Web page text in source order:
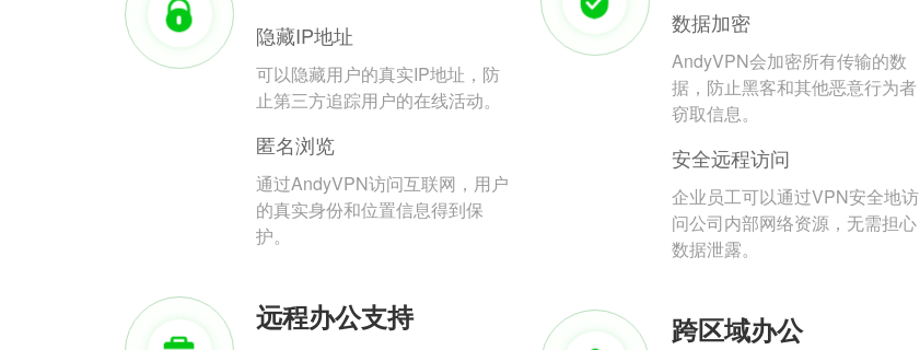
隐藏IP地址
可以隐藏用户的真实IP地址，防
止第三方追踪用户的在线活动。
匿名浏览
通过AndyVPN访问互联网，用户
的真实身份和位置信息得到保
护。
数据加密
AndyVPN会加密所有传输的数
据，防止黑客和其他恶意行为者
窃取信息。
安全远程访问
企业员工可以通过VPN安全地访
问公司内部网络资源，无需担心
数据泄露。
远程办公支持 跨区域办公